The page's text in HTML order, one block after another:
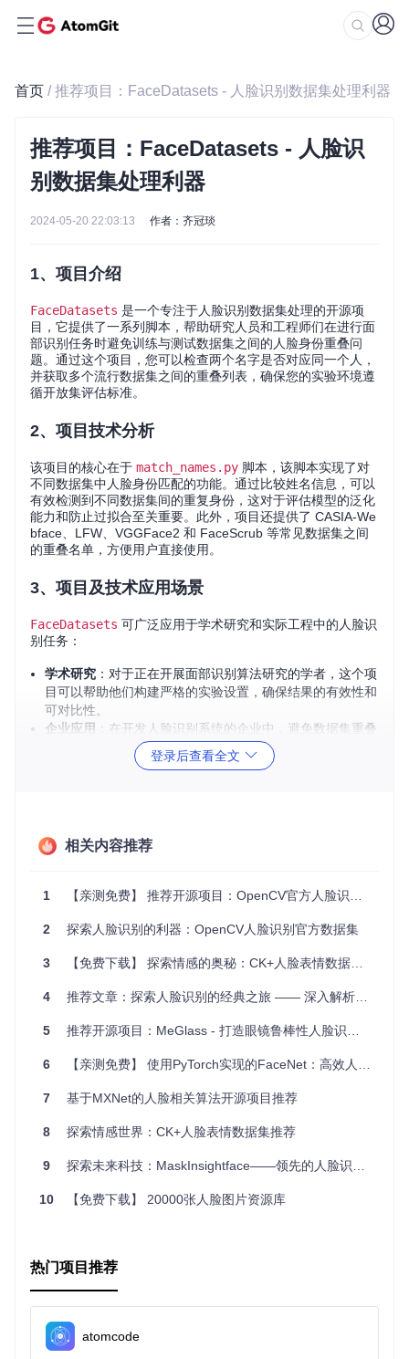
首页 / 推荐项目：FaceDatasets - 人脸识别数据集处理利器
推荐项目：FaceDatasets - 人脸识
别数据集处理利器
2024-05-20 22:03:13 作者：齐冠琰
1、项目介绍
FaceDatasets 是一个专注于人脸识别数据集处理的开源项
目，它提供了一系列脚本，帮助研究人员和工程师们在进行面
部识别任务时避免训练与测试数据集之间的人脸身份重叠问
题。通过这个项目，您可以检查两个名字是否对应同一个人，
并获取多个流行数据集之间的重叠列表，确保您的实验环境遵
循开放集评估标准。
2、项目技术分析
该项目的核心在于 match_names.py 脚本，该脚本实现了对
不同数据集中人脸身份匹配的功能。通过比较姓名信息，可以
有效检测到不同数据集间的重复身份，这对于评估模型的泛化
能力和防止过拟合至关重要。此外，项目还提供了 CASIA-We
bface、LFW、VGGFace2 和 FaceScrub 等常见数据集之间
的重叠名单，方便用户直接使用。
3、项目及技术应用场景
FaceDatasets 可广泛应用于学术研究和实际工程中的人脸识
别任务：
学术研究 ：对于正在开展面部识别算法研究的学者，这个项
目可以帮助他们构建严格的实验设置，确保结果的有效性和
可对比性。
企业应用 ：在开发人脸识别系统的企业中，避免数据集重叠
是保证产品性能的关键，FaceDatasets可以作为数据预处
理的工具，提高系统的准确性。
易用性：FaceDatasets
数据处理变得简单直观，无需复杂的编程技巧就能上手使
全面性：覆盖了多个常用人脸识别数据集，包括 CASIA-We
需求。
助于创建无冲突的训练和测试集。
可靠性：通过对名字的比对来判断身份，确保了身份检测的
准确性，符合开放集评估的标准。
总之，无论您是研究者还是开发者，FaceDatasets都是一个
验的可靠性和效率。立即加入社区，探索更多可能性！
登录后查看全文
相关内容推荐
1 【亲测免费】 推荐开源项目：OpenCV官方人脸识别数据集
2 探索人脸识别的利器：OpenCV人脸识别官方数据集
3 【免费下载】 探索情感的奥秘：CK+人脸表情数据集推荐
4 推荐文章：探索人脸识别的经典之旅 —— 深入解析Olivetti Faces数据集处理
5 推荐开源项目：MeGlass - 打造眼镜鲁棒性人脸识别新高度
6 【亲测免费】 使用PyTorch实现的FaceNet：高效人脸识别的利器
7 基于MXNet的人脸相关算法开源项目推荐
8 探索情感世界：CK+人脸表情数据集推荐
9 探索未来科技：MaskInsightface——领先的人脸识别解决方案
10 【免费下载】 20000张人脸图片资源库
热门项目推荐
atomcode